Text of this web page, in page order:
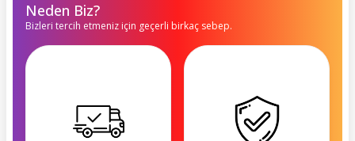
Neden Biz?
Bizleri tercih etmeniz için geçerli birkaç sebep.